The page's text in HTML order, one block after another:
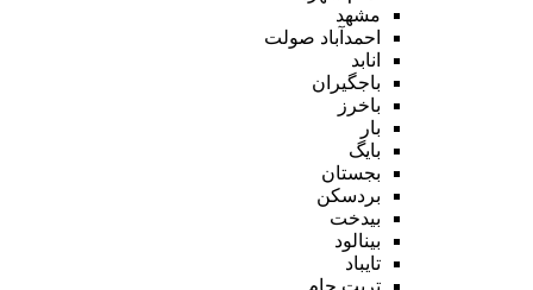
مشهد
احمدآباد صولت
انابد
باجگیران
باخرز
بار
بایگ
بجستان
بردسکن
بیدخت
بینالود
تایباد
تربت جام